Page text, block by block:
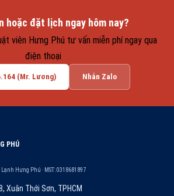
hoặc đặt lịch ngay hôm nay?
viên Hưng Phú tư vấn miễn phí ngay qua
điện thoại
(Mr. Lương) Nhắn Zalo
PHÚ
Hưng Phú · MST: 0318681897
Xuân Thới Sơn, TPHCM